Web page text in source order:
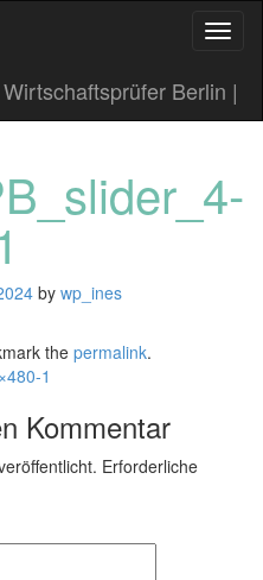
by wp_ines
the permalink.
1
Kommentar
Erforderliche